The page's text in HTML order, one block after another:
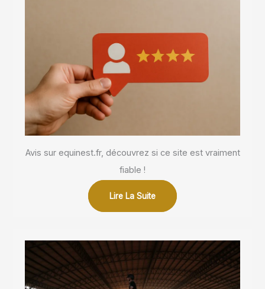
Avis sur equinest.fr, découvrez si ce site est vraiment
fiable !
Lire La Suite